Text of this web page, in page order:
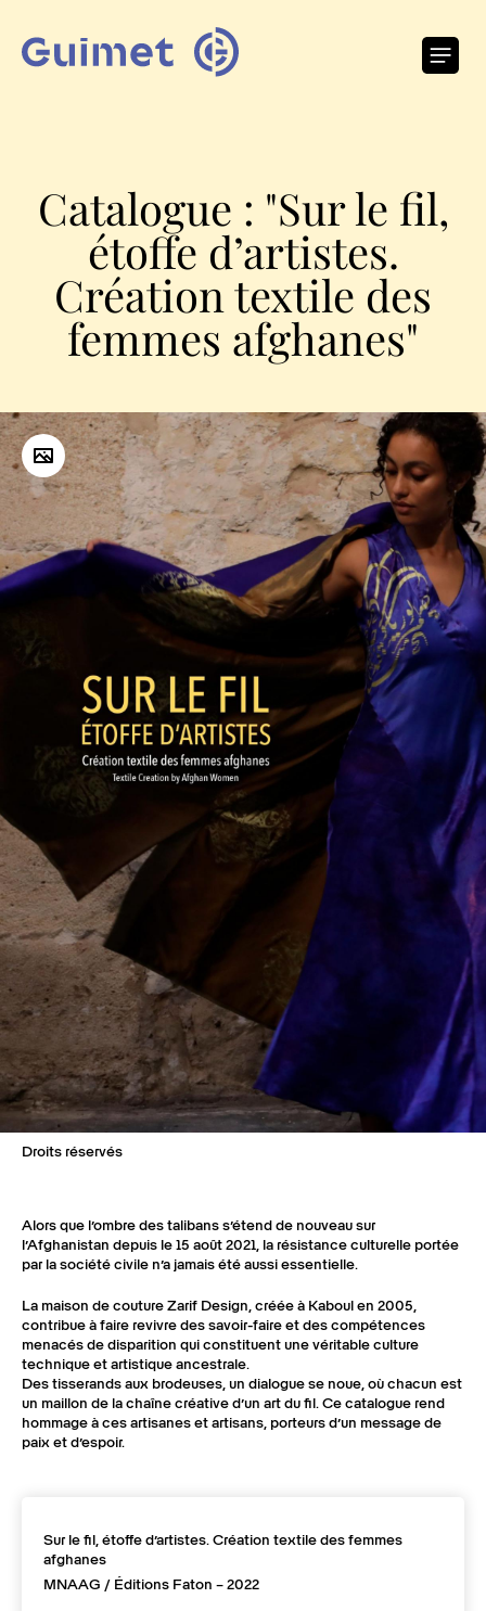
Catalogue : "Sur le fil,
étoffe d’artistes.
Création textile des
femmes afghanes"
Droits réservés
Alors que l’ombre des talibans s’étend de nouveau sur
l’Afghanistan depuis le 15 août 2021, la résistance culturelle portée
par la société civile n’a jamais été aussi essentielle.
La maison de couture Zarif Design, créée à Kaboul en 2005,
contribue à faire revivre des savoir-faire et des compétences
menacés de disparition qui constituent une véritable culture
technique et artistique ancestrale.
Des tisserands aux brodeuses, un dialogue se noue, où chacun est
un maillon de la chaîne créative d’un art du fil. Ce catalogue rend
hommage à ces artisanes et artisans, porteurs d’un message de
paix et d’espoir.
Sur le fil, étoffe d’artistes. Création textile des femmes
afghanes
MNAAG / Éditions Faton – 2022